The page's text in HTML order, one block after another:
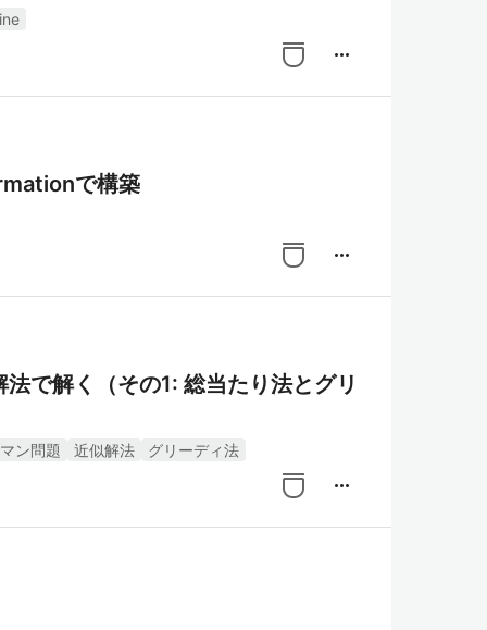
more_horiz
で構築
more_horiz
で解く（その1: 総当たり法とグリ
ン問題 近似解法 グリーディ法
more_horiz